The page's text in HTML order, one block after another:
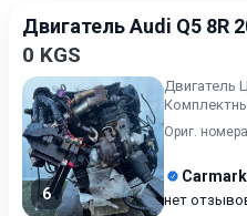
Двигатель Audi Q5 8R
0 KGS
6
Двигатель
Ориг. номера
нет